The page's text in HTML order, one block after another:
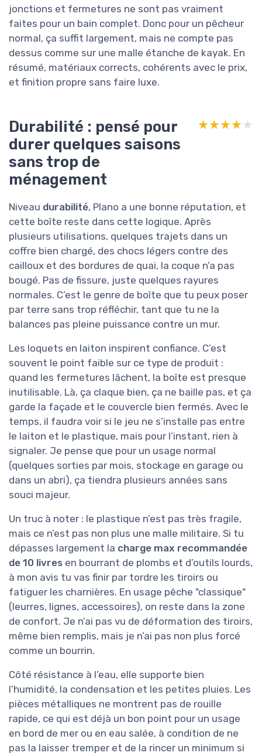
jonctions et fermetures ne sont pas vraiment
faites pour un bain complet. Donc pour un pêcheur
normal, ça suffit largement, mais ne compte pas
dessus comme sur une malle étanche de kayak. En
résumé, matériaux corrects, cohérents avec le prix,
et finition propre sans faire luxe.
Durabilité : pensé pour
durer quelques saisons
sans trop de
ménagement
★★★★★
★★★★★
Niveau durabilité, Plano a une bonne réputation, et
cette boîte reste dans cette logique. Après
plusieurs utilisations, quelques trajets dans un
coffre bien chargé, des chocs légers contre des
cailloux et des bordures de quai, la coque n’a pas
bougé. Pas de fissure, juste quelques rayures
normales. C’est le genre de boîte que tu peux poser
par terre sans trop réfléchir, tant que tu ne la
balances pas pleine puissance contre un mur.
Les loquets en laiton inspirent confiance. C’est
souvent le point faible sur ce type de produit :
quand les fermetures lâchent, la boîte est presque
inutilisable. Là, ça claque bien, ça ne baille pas, et ça
garde la façade et le couvercle bien fermés. Avec le
temps, il faudra voir si le jeu ne s’installe pas entre
le laiton et le plastique, mais pour l’instant, rien à
signaler. Je pense que pour un usage normal
(quelques sorties par mois, stockage en garage ou
dans un abri), ça tiendra plusieurs années sans
souci majeur.
Un truc à noter : le plastique n’est pas très fragile,
mais ce n’est pas non plus une malle militaire. Si tu
dépasses largement la charge max recommandée
de 10 livres en bourrant de plombs et d’outils lourds,
à mon avis tu vas finir par tordre les tiroirs ou
fatiguer les charnières. En usage pêche "classique"
(leurres, lignes, accessoires), on reste dans la zone
de confort. Je n’ai pas vu de déformation des tiroirs,
même bien remplis, mais je n’ai pas non plus forcé
comme un bourrin.
Côté résistance à l’eau, elle supporte bien
l’humidité, la condensation et les petites pluies. Les
pièces métalliques ne montrent pas de rouille
rapide, ce qui est déjà un bon point pour un usage
en bord de mer ou en eau salée, à condition de ne
pas la laisser tremper et de la rincer un minimum si